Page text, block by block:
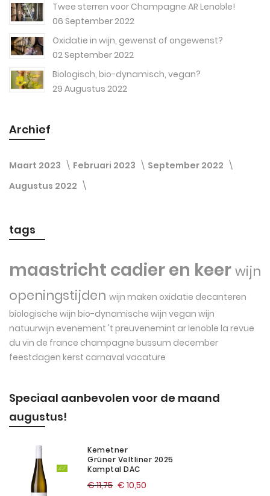
Twee sterren voor Champagne AR Lenoble!
06 September 2022
Oxidatie in wijn, gewenst of ongewenst?
02 September 2022
Biologisch, bio-dynamisch, vegan?
29 Augustus 2022
Archief
Maart 2023 Februari 2023
September 2022
Augustus 2022
tags
maastricht cadier en keer wijn
openingstijden wijn maken oxidatie decanteren
biologische wijn bio-dynamische wijn vegan wijn
natuurwijn evenement 't preuvenemint ar lenoble la revue
du vin de france champagne bussum december
feestdagen kerst carnaval vacature
Speciaal aanbevolen voor de maand
augustus!
Kemetner
Grüner Veltliner 2025
Kamptal DAC
€ 10,50
€ 11,75